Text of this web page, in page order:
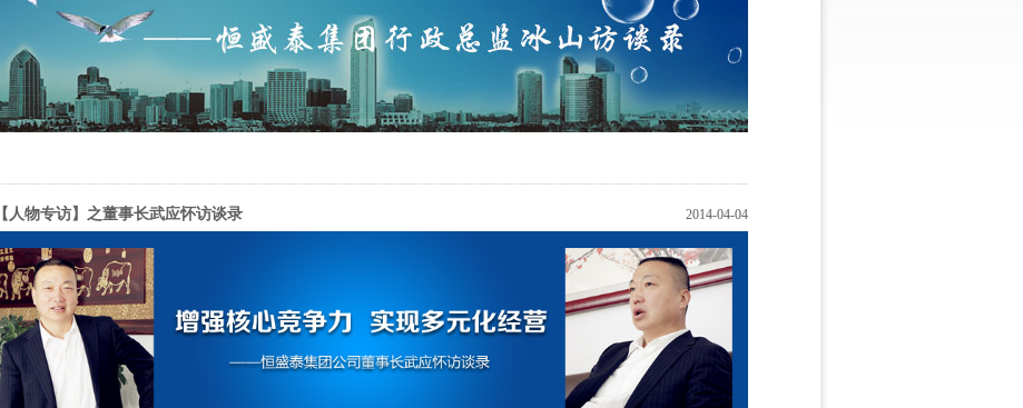
【人物专访】之董事长武应怀访谈录 2014-04-04